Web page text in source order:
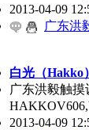
2013-04-09
广东洪
白光（Hakko
广东洪毅触
2013-04-09